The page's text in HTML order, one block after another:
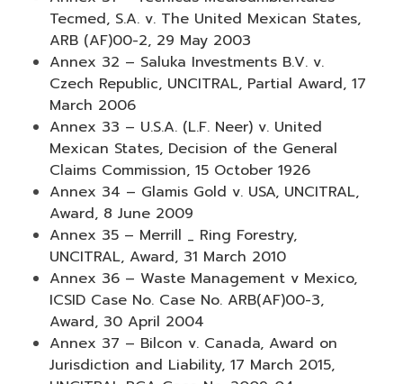
Tecmed, S.A. v. The United Mexican States,
ARB (AF)00-2, 29 May 2003
Annex 32 – Saluka Investments B.V. v.
Czech Republic, UNCITRAL, Partial Award, 17
March 2006
Annex 33 – U.S.A. (L.F. Neer) v. United
Mexican States, Decision of the General
Claims Commission, 15 October 1926
Annex 34 – Glamis Gold v. USA, UNCITRAL,
Award, 8 June 2009
Annex 35 – Merrill _ Ring Forestry,
UNCITRAL, Award, 31 March 2010
Annex 36 – Waste Management v Mexico,
ICSID Case No. Case No. ARB(AF)00-3,
Award, 30 April 2004
Annex 37 – Bilcon v. Canada, Award on
Jurisdiction and Liability, 17 March 2015,